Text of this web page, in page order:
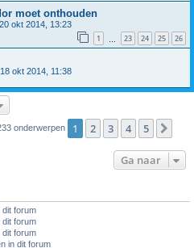
moet onthouden
20 okt 2014, 13:23
1 23 24 25 26
18 okt 2014, 11:38
onderwerpen 1 2 3 4 5
Ga naar
dit forum
dit forum
dit forum
in dit forum